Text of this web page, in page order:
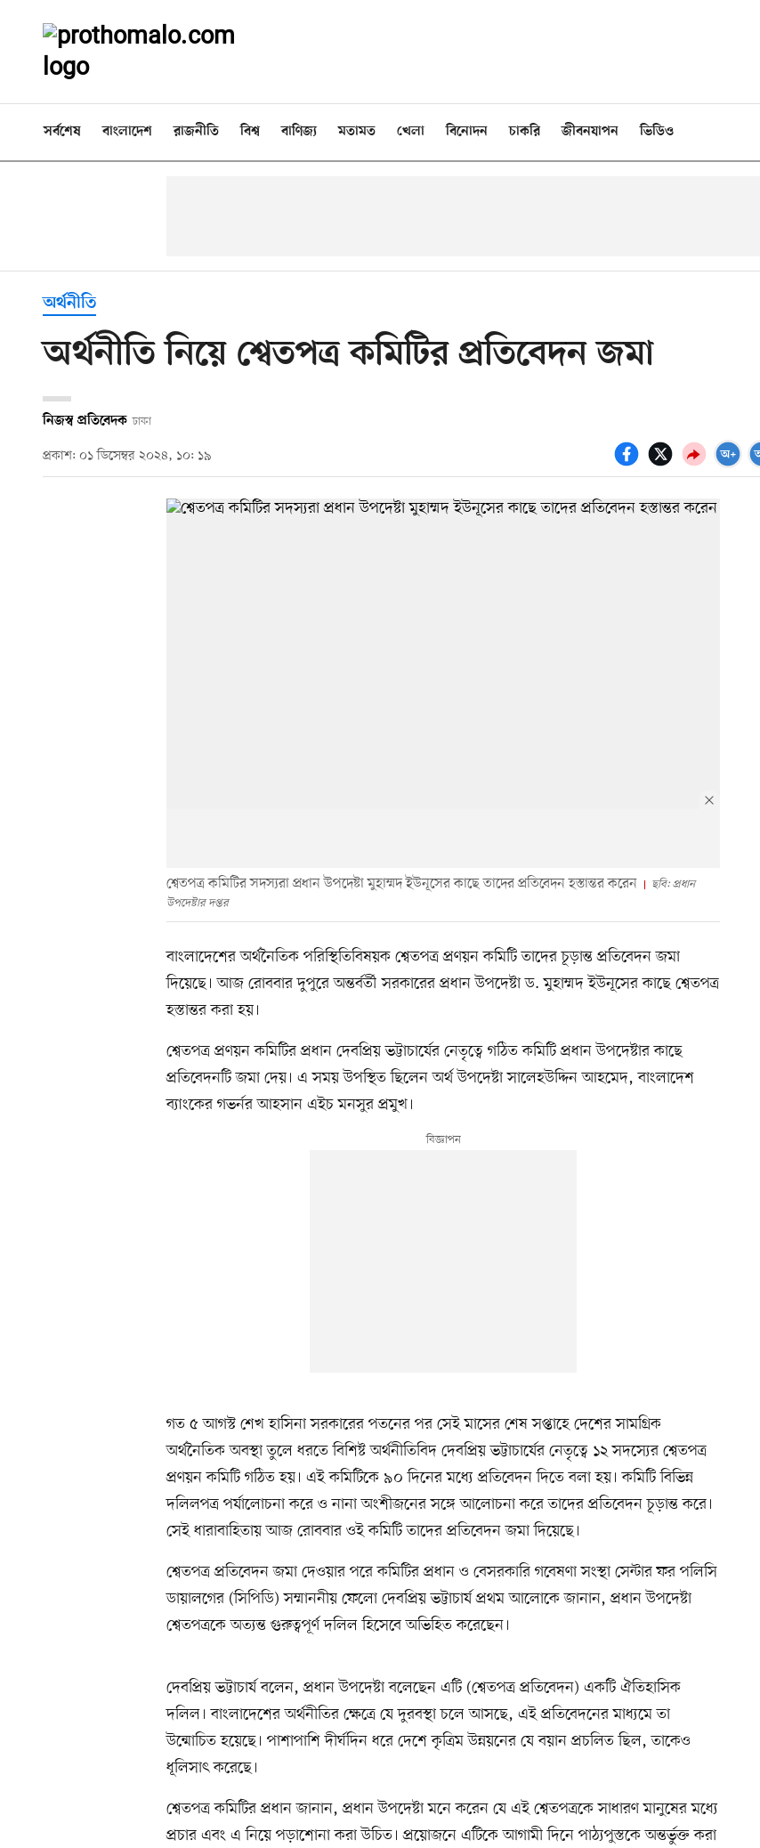
সর্বশেষ বাংলাদেশ রাজনীতি বিশ্ব বাণিজ্য মতামত খেলা বিনোদন চাকরি জীবনযাপন ভিডিও
অর্থনীতি
অর্থনীতি নিয়ে শ্বেতপত্র কমিটির প্রতিবেদন জমা
নিজস্ব প্রতিবেদক ঢাকা
প্রকাশ: ০১ ডিসেম্বর ২০২৪, ১০: ১৯
শ্বেতপত্র কমিটির সদস্যরা প্রধান উপদেষ্টা মুহাম্মদ ইউনূসের কাছে তাদের প্রতিবেদন হস্তান্তর করেন
ছবি: প্রধান
উপদেষ্টার দপ্তর
বাংলাদেশের অর্থনৈতিক পরিস্থিতিবিষয়ক শ্বেতপত্র প্রণয়ন কমিটি তাদের চূড়ান্ত প্রতিবেদন জমা
দিয়েছে। আজ রোববার দুপুরে অন্তর্বর্তী সরকারের প্রধান উপদেষ্টা ড. মুহাম্মদ ইউনূসের কাছে শ্বেতপত্র
হস্তান্তর করা হয়।
শ্বেতপত্র প্রণয়ন কমিটির প্রধান দেবপ্রিয় ভট্টাচার্যের নেতৃত্বে গঠিত কমিটি প্রধান উপদেষ্টার কাছে
প্রতিবেদনটি জমা দেয়। এ সময় উপস্থিত ছিলেন অর্থ উপদেষ্টা সালেহউদ্দিন আহমেদ, বাংলাদেশ
ব্যাংকের গভর্নর আহসান এইচ মনসুর প্রমুখ।
গত ৫ আগস্ট শেখ হাসিনা সরকারের পতনের পর সেই মাসের শেষ সপ্তাহে দেশের সামগ্রিক
অর্থনৈতিক অবস্থা তুলে ধরতে বিশিষ্ট অর্থনীতিবিদ দেবপ্রিয় ভট্টাচার্যের নেতৃত্বে ১২ সদস্যের শ্বেতপত্র
প্রণয়ন কমিটি গঠিত হয়। এই কমিটিকে ৯০ দিনের মধ্যে প্রতিবেদন দিতে বলা হয়। কমিটি বিভিন্ন
দলিলপত্র পর্যালোচনা করে ও নানা অংশীজনের সঙ্গে আলোচনা করে তাদের প্রতিবেদন চূড়ান্ত করে।
সেই ধারাবাহিতায় আজ রোববার ওই কমিটি তাদের প্রতিবেদন জমা দিয়েছে।
শ্বেতপত্র প্রতিবেদন জমা দেওয়ার পরে কমিটির প্রধান ও বেসরকারি গবেষণা সংস্থা সেন্টার ফর পলিসি
ডায়ালগের (সিপিডি) সম্মাননীয় ফেলো দেবপ্রিয় ভট্টাচার্য প্রথম আলোকে জানান, প্রধান উপদেষ্টা
শ্বেতপত্রকে অত্যন্ত গুরুত্বপূর্ণ দলিল হিসেবে অভিহিত করেছেন।
দেবপ্রিয় ভট্টাচার্য বলেন, প্রধান উপদেষ্টা বলেছেন এটি (শ্বেতপত্র প্রতিবেদন) একটি ঐতিহাসিক
দলিল। বাংলাদেশের অর্থনীতির ক্ষেত্রে যে দুরবস্থা চলে আসছে, এই প্রতিবেদনের মাধ্যমে তা
উন্মোচিত হয়েছে। পাশাপাশি দীর্ঘদিন ধরে দেশে কৃত্রিম উন্নয়নের যে বয়ান প্রচলিত ছিল, তাকেও
ধূলিসাৎ করেছে।
শ্বেতপত্র কমিটির প্রধান জানান, প্রধান উপদেষ্টা মনে করেন যে এই শ্বেতপত্রকে সাধারণ মানুষের মধ্যে
প্রচার এবং এ নিয়ে পড়াশোনা করা উচিত। প্রয়োজনে এটিকে আগামী দিনে পাঠ্যপুস্তকে অন্তর্ভুক্ত করা